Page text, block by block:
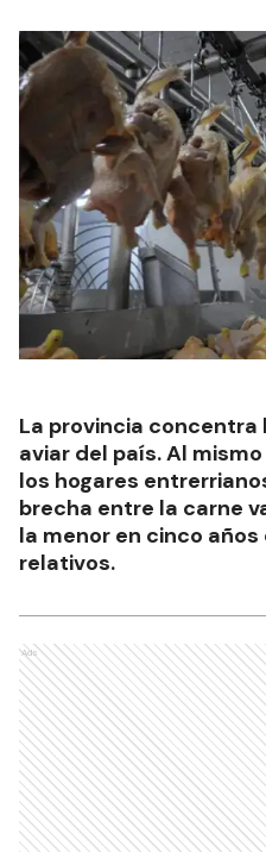
La provincia
aviar del país. Al
los hogares
brecha entre la carne
la menor en cinco
relativos.
Ads